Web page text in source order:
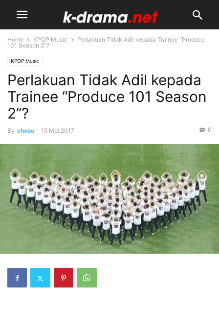
Home KPOP Music
Perlakuan Tidak Adil kepada Trainee “Produce
101 Season 2”?
KPOP Music
Perlakuan Tidak Adil kepada
Trainee “Produce 101 Season
2”?
By chooo - 15 Mei 2017 0